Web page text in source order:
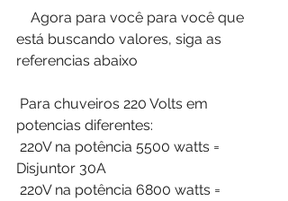
está buscando valores, siga as
referencias abaixo
potencias diferentes:
Disjuntor 30A